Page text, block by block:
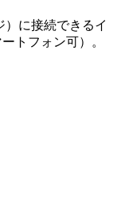
）に接続できるイ
トフォン可）。